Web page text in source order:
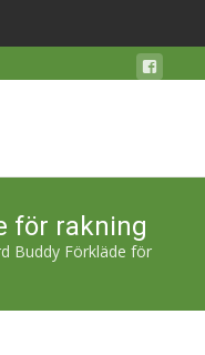
för rakning
Buddy Förkläde för